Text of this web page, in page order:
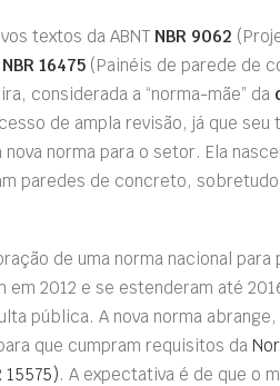
textos da ABNT NBR 9062
NBR 16475 (Painéis de parede de
considerada a “norma-mãe” da
de ampla revisão, já que seu
nova norma para o setor. Ela
paredes de concreto,
de uma norma nacional para
2012 e se estenderam até
pública. A nova norma
que cumpram requisitos da
15575). A expectativa é de que o